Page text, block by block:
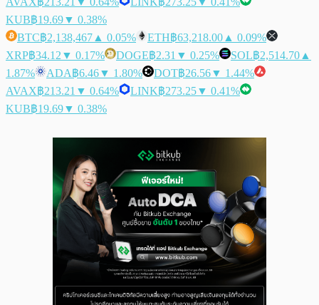
KUB฿19.69▼ 0.38%
BTC฿2,138,467 ▲ 0.05% ETH฿63,218.00 ▲ 0.09%
XRP฿34.12 ▼ 0.17% DOGE฿2.31 ▼ 0.25% SOL฿2,514.70 ▲
1.87%
ADA฿6.46▼ 1.80% DOT฿26.56▼ 1.44%
AVAX฿213.21 ▼ 0.64% LINK฿273.25▼ 0.41%
KUB฿19.69▼ 0.38%